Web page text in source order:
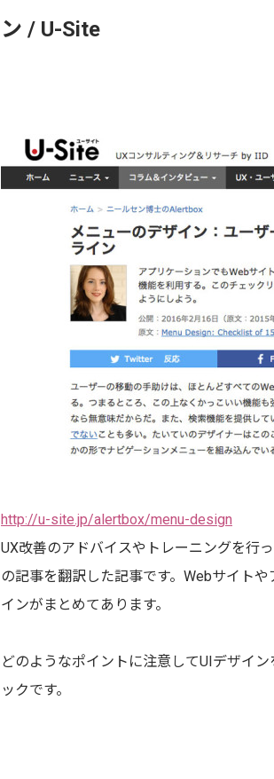
ン / U-Site
http://u-site.jp/alertbox/menu-design
UX改善のアドバイスやトレーニングを行
の記事を翻訳した記事です。Webサイト
インがまとめてあります。
どのようなポイントに注意してUIデザイ
ックです。